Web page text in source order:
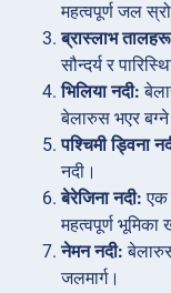
महत्वपूर्ण जल
ब्रास्लाभ
सौन्दर्य र
भिलिया नदी:
बेलारुस भएर
पश्चिमी ड्विना
नदी।
बेरेजिना नदी: एक
महत्वपूर्ण
नेमन नदी:
जलमार्ग।